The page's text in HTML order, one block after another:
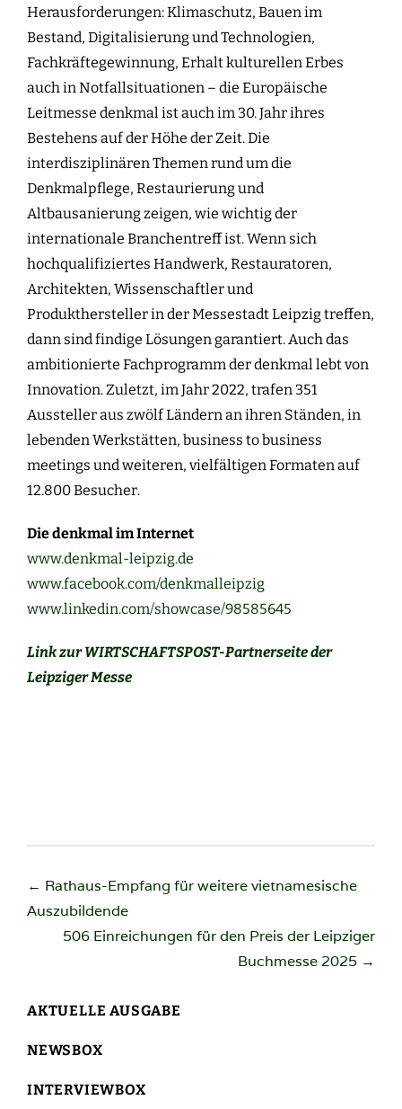
Herausforderungen: Klimaschutz, Bauen im
Bestand, Digitalisierung und Technologien,
Fachkräftegewinnung, Erhalt kulturellen Erbes
auch in Notfallsituationen – die Europäische
Leitmesse denkmal ist auch im 30. Jahr ihres
Bestehens auf der Höhe der Zeit. Die
interdisziplinären Themen rund um die
Denkmalpflege, Restaurierung und
Altbausanierung zeigen, wie wichtig der
internationale Branchentreff ist. Wenn sich
hochqualifiziertes Handwerk, Restauratoren,
Architekten, Wissenschaftler und
Produkthersteller in der Messestadt Leipzig treffen,
dann sind findige Lösungen garantiert. Auch das
ambitionierte Fachprogramm der denkmal lebt von
Innovation. Zuletzt, im Jahr 2022, trafen 351
Aussteller aus zwölf Ländern an ihren Ständen, in
lebenden Werkstätten, business to business
meetings und weiteren, vielfältigen Formaten auf
12.800 Besucher.
Die denkmal im Internet
www.denkmal-leipzig.de
www.facebook.com/denkmalleipzig
www.linkedin.com/showcase/98585645
Link zur WIRTSCHAFTSPOST-Partnerseite der
Leipziger Messe
Beitragsnavigation
← Rathaus-Empfang für weitere vietnamesische
Auszubildende
506 Einreichungen für den Preis der Leipziger
Buchmesse 2025 →
AKTUELLE AUSGABE
NEWSBOX
INTERVIEWBOX